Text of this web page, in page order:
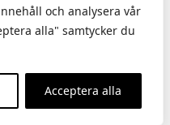
och analysera vår
alla" samtycker du
Acceptera alla